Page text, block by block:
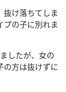
抜け落ちてしま
プの子に別れま
したが、女の
の方は抜けずに